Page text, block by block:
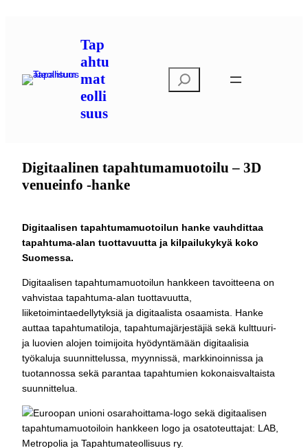
Tap
ahtu
mat
eolli
suus
t
Digitaalinen tapahtumamuotoilu – 3D
venueinfo -hanke
Digitaalisen tapahtumamuotoilun hanke vauhdittaa
tapahtuma-alan tuottavuutta ja kilpailukykyä koko
Suomessa.
Digitaalisen tapahtumamuotoilun hankkeen tavoitteena on
vahvistaa tapahtuma-alan tuottavuutta,
liiketoimintaedellytyksiä ja digitaalista osaamista. Hanke
auttaa tapahtumatiloja, tapahtumajärjestäjiä sekä kulttuuri-
ja luovien alojen toimijoita hyödyntämään digitaalisia
työkaluja suunnittelussa, myynnissä, markkinoinnissa ja
tuotannossa sekä parantaa tapahtumien kokonaisvaltaista
suunnittelua.